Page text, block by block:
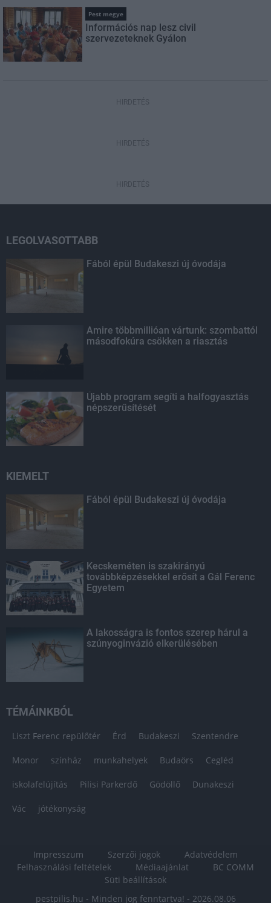
Pest megye
Információs nap lesz civil
szervezeteknek Gyálon
HIRDETÉS
HIRDETÉS
HIRDETÉS
LEGOLVASOTTABB
Fából épül Budakeszi új óvodája
Amire többmillióan vártunk: szombattól
másodfokúra csökken a riasztás
Újabb program segíti a halfogyasztás
népszerűsítését
KIEMELT
Fából épül Budakeszi új óvodája
Kecskeméten is szakirányú
továbbképzésekkel erősít a Gál Ferenc
Egyetem
A lakosságra is fontos szerep hárul a
szúnyoginvázió elkerülésében
TÉMÁINKBÓL
Liszt Ferenc repülőtér Érd Budakeszi Szentendre
Monor színház munkahelyek Budaörs Cegléd
iskolafelújítás Pilisi Parkerdő Gödöllő Dunakeszi
Vác jótékonyság
Impresszum Szerzői jogok
Adatvédelem
Felhasználási feltételek
Médiaajánlat
BC COMM
Süti beállítások
pestpilis.hu - Minden jog fenntartva! - 2026.08.06